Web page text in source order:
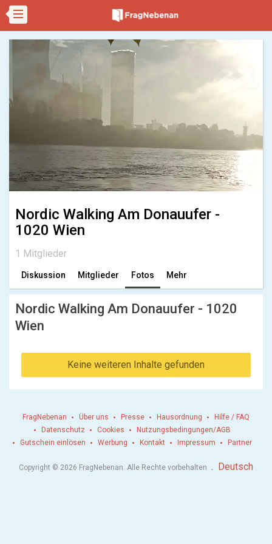
Nordic Walking Am Donauufer -
1020 Wien
1 Mitglieder
Diskussion Mitglieder Fotos Mehr
Nordic Walking Am Donauufer - 1020
Wien
Keine weiteren Inhalte gefunden
FragNebenan Über uns Presse Hausordnung
Hilfe / FAQ
Datenschutz
Cookies
Nutzungsbedingungen/AGB
Gutschein einlösen
Werbung Kontakt Impressum Partner
Copyright © 2026 FragNebenan. Alle Rechte vorbehalten . Deutsch